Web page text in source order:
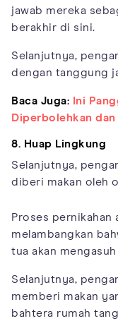
jawab mereka
berakhir di sini.
Selanjutnya,
dengan tanggung
Baca Juga:
Ini
Diperbolehkan
8. Huap Lingkung
Selanjutnya,
diberi makan oleh
Proses
melambangkan
tua akan mengasuh
Selanjutnya,
memberi makan
bahtera rumah